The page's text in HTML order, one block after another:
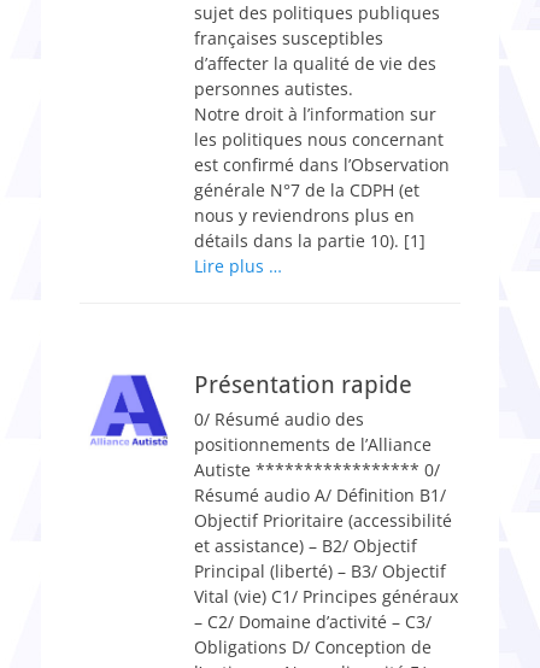
sujet des politiques publiques
françaises susceptibles
d’affecter la qualité de vie des
personnes autistes.
Notre droit à l’information sur
les politiques nous concernant
est confirmé dans l’Observation
générale N°7 de la CDPH (et
nous y reviendrons plus en
détails dans la partie 10). [1]
Lire plus …
Présentation rapide
0/ Résumé audio des
positionnements de l’Alliance
Autiste ***************** 0/
Résumé audio A/ Définition B1/
Objectif Prioritaire (accessibilité
et assistance) – B2/ Objectif
Principal (liberté) – B3/ Objectif
Vital (vie) C1/ Principes généraux
– C2/ Domaine d’activité – C3/
Obligations D/ Conception de